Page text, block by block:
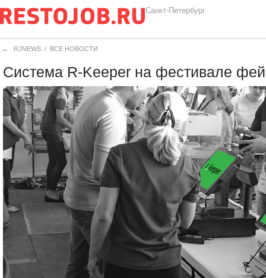
Санкт-Петербург
← RJNEWS / ВСЕ НОВОСТИ
Система R-Keeper на фестивале